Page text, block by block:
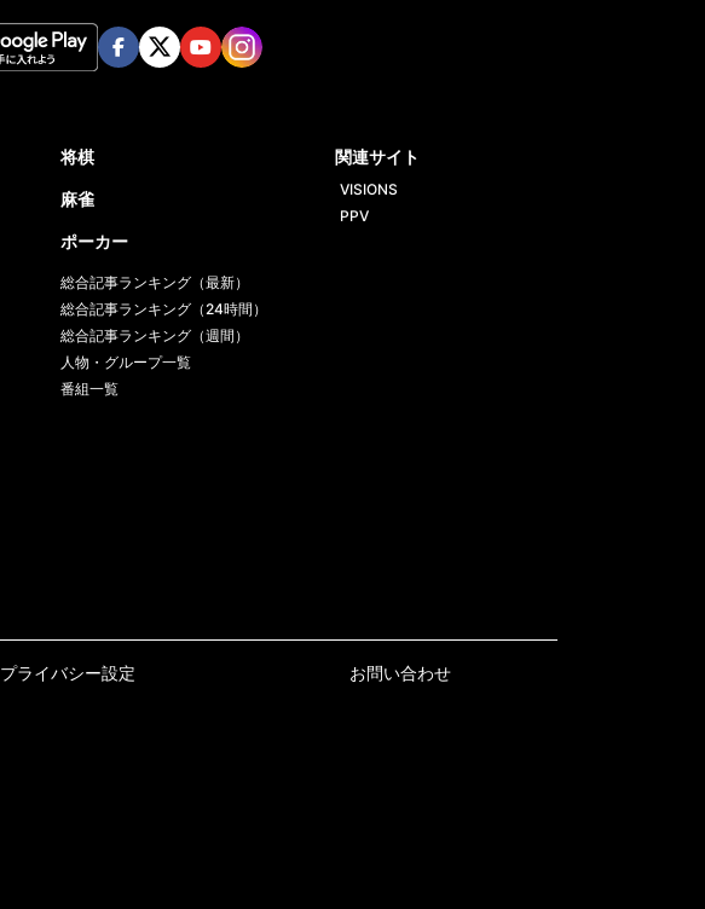
将棋
麻雀
ポーカー
総合記事ランキング（最新）
総合記事ランキング（24時間）
総合記事ランキング（週間）
人物・グループ一覧
番組一覧
関連サイト
VISIONS
PPV
プライバシー設定 お問い合わせ